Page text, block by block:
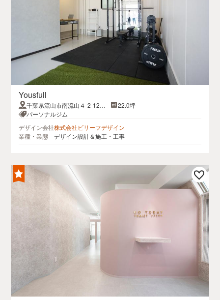
Yousfull
千葉県流山市南流山４-2-12ウ
エルズBM A号室
22.0坪
パーソナルジム
デザイン会社株式会社ビリーフデザイン
業種・業態
デザイン設計＆施工・工事